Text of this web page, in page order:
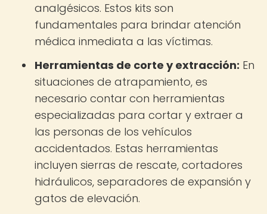
analgésicos. Estos kits son
fundamentales para brindar atención
médica inmediata a las víctimas.
Herramientas de corte y extracción: En
situaciones de atrapamiento, es
necesario contar con herramientas
especializadas para cortar y extraer a
las personas de los vehículos
accidentados. Estas herramientas
incluyen sierras de rescate, cortadores
hidráulicos, separadores de expansión y
gatos de elevación.